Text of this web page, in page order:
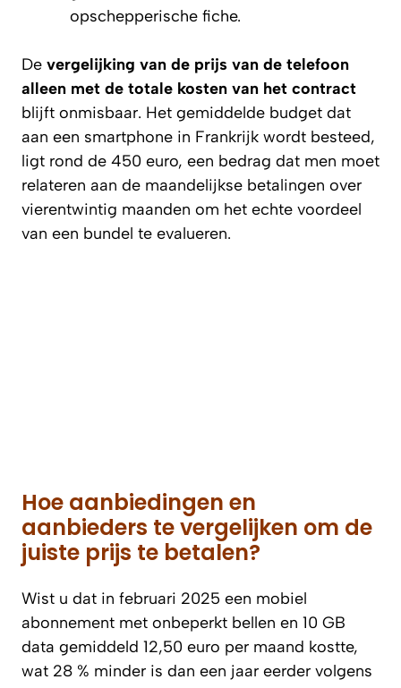
opschepperische fiche.
De vergelijking van de prijs van de telefoon
alleen met de totale kosten van het contract
blijft onmisbaar. Het gemiddelde budget dat
aan een smartphone in Frankrijk wordt besteed,
ligt rond de 450 euro, een bedrag dat men moet
relateren aan de maandelijkse betalingen over
vierentwintig maanden om het echte voordeel
van een bundel te evalueren.
Hoe aanbiedingen en
aanbieders te vergelijken om de
juiste prijs te betalen?
Wist u dat in februari 2025 een mobiel
abonnement met onbeperkt bellen en 10 GB
data gemiddeld 12,50 euro per maand kostte,
wat 28 % minder is dan een jaar eerder volgens